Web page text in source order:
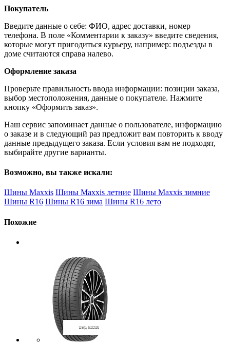
Покупатель
Введите данные о себе: ФИО, адрес доставки, номер
телефона. В поле «Комментарии к заказу» введите сведения,
которые могут пригодиться курьеру, например: подъезды в
доме считаются справа налево.
Оформление заказа
Проверьте правильность ввода информации: позиции заказа,
выбор местоположения, данные о покупателе. Нажмите
кнопку «Оформить заказ».
Наш сервис запоминает данные о пользователе, информацию
о заказе и в следующий раз предложит вам повторить к вводу
данные предыдущего заказа. Если условия вам не подходят,
выбирайте другие варианты.
Возможно, вы также искали:
Шины Maxxis Шины Maxxis летние Шины Maxxis зимние
Шины R16 Шины R16 зима Шины R16 лето
Похожие